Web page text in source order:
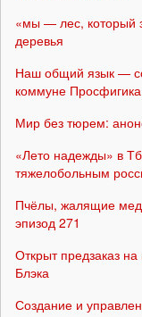
«мы — лес, который
деревья
Наш общий язык —
коммуне Просфигика
Мир без тюрем:
«Лето надежды» в
тяжелобольным
Пчёлы, жалящие
эпизод 271
Открыт предзаказ
Блэка
Создание и